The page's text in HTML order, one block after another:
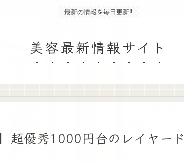
最新の情報を毎日更新‼
美容最新情報サイト
超優秀1000円台のレイヤード